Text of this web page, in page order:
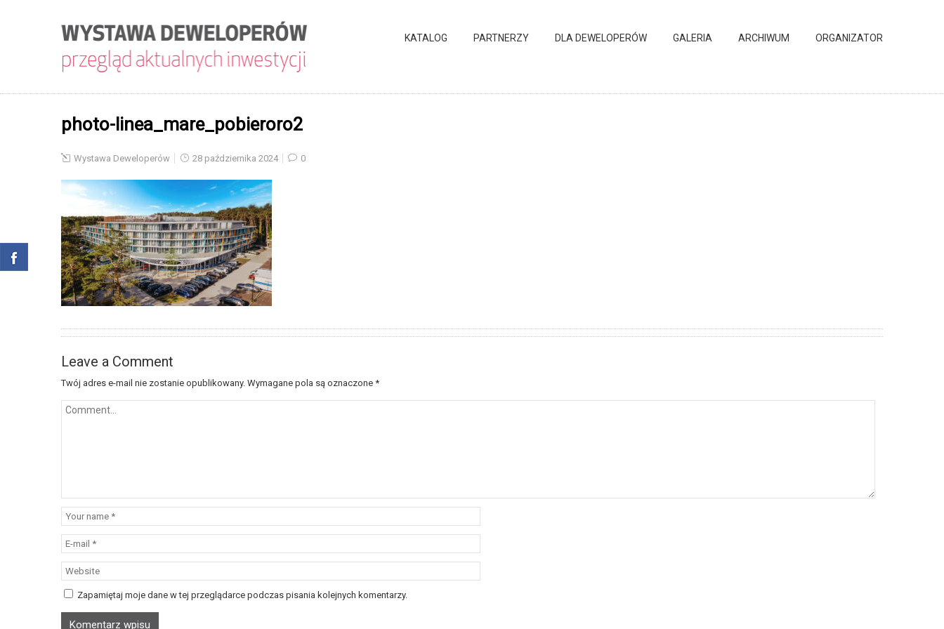
KATALOG PARTNERZY DLA DEWELOPERÓW GALERIA ARCHIWUM ORGANIZATOR
photo-linea_mare_pobieroro2
Wystawa Deweloperów 28 października 2024 0
Leave a Comment
Twój adres e-mail nie zostanie opublikowany. Wymagane pola są oznaczone *
Zapamiętaj moje dane w tej przeglądarce podczas pisania kolejnych komentarzy.